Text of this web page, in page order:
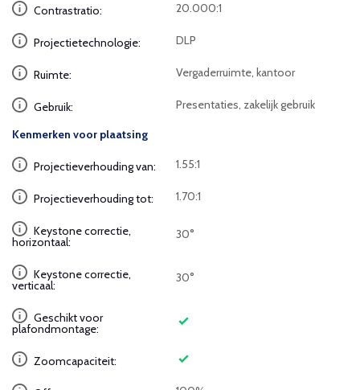
Contrastratio: 20.000:1
Projectietechnologie: DLP
Ruimte: Vergaderruimte, kantoor
Gebruik: Presentaties, zakelijk gebruik
Kenmerken voor plaatsing
Projectieverhouding van: 1.55:1
Projectieverhouding tot: 1.70:1
Keystone correctie,
horizontaal:
30°
Keystone correctie,
verticaal:
30°
Geschikt voor
plafondmontage:
Zoomcapaciteit: